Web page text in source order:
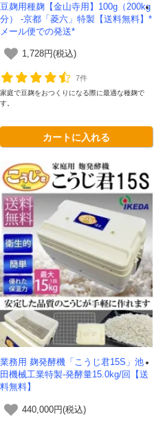
豆麹用種麹【金山寺用】100g（200kg
分） -京都「菱六」特製【送料無料】*
メール便での発送*
1,728円(税込)
7件
家庭で豆麹をおつくりになる際に最適な種麹で
す。
カートに入れる
業務用 麹発酵機「こうじ君15S」池
田機械工業特製-発酵量15.0kg/回【送
料無料】
440,000円(税込)